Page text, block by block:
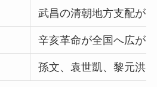
武昌の清朝地方支配が
辛亥革命が全国へ広が
孫文、袁世凱、黎元洪